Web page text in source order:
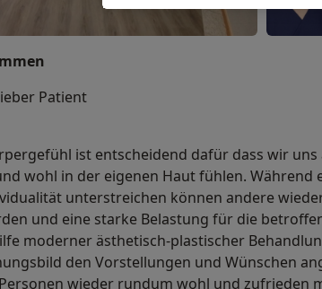
Patient
ist entscheidend dafür dass wir
wohl in der eigenen Haut fühlen. Während
unterstreichen können andere
und eine starke Belastung für die
moderner ästhetisch-plastischer
den Vorstellungen und Wünschen
wieder rundum wohl und zufrieden